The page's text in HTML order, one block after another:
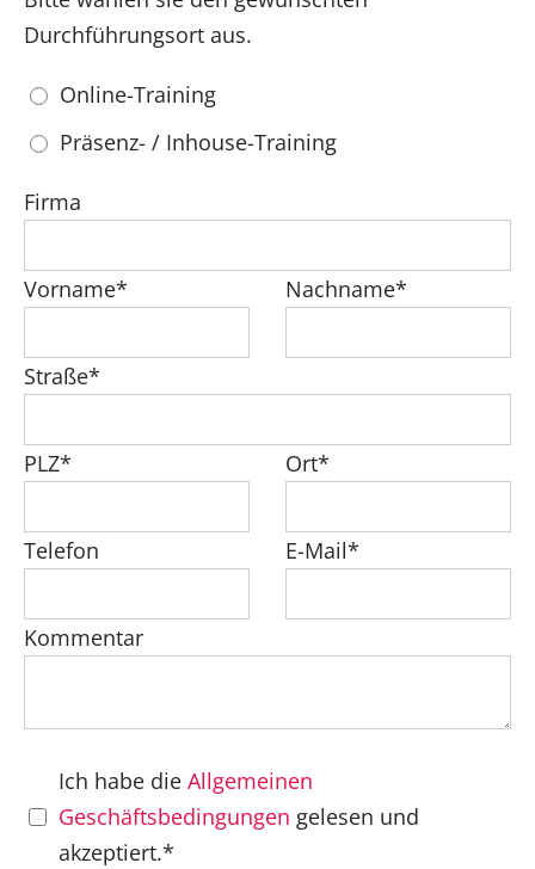
Durchführungsort aus.
Online-Training
Präsenz- / Inhouse-Training
Firma
Vorname* Nachname*
Straße*
PLZ* Ort*
Telefon E-Mail*
Kommentar
Ich habe die Allgemeinen
Geschäftsbedingungen gelesen und
akzeptiert.*